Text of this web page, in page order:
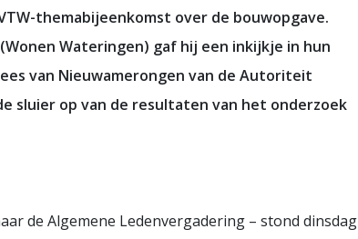
themabijeenkomst over de bouwopgave.
Wateringen) gaf hij een inkijkje in hun
van Nieuwamerongen van de Autoriteit
sluier op van de resultaten van het onderzoek
de Algemene Ledenvergadering – stond dinsdag